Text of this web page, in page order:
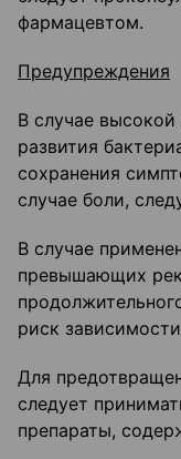
фармацевтом.
Предупреждения
В случае
развития
сохранения
случае боли,
В случае
превышающих
риск
Для
следует
препараты,